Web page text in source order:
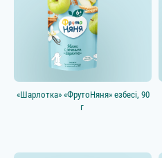
«Шарлотка» «ФрутоНяня» езбесі, 90
г